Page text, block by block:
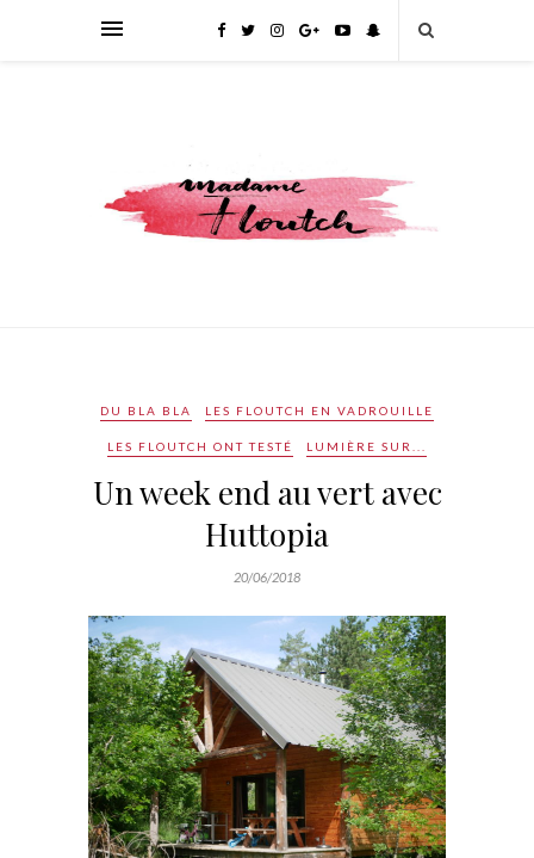
DU BLA BLA LES FLOUTCH EN VADROUILLE
LES FLOUTCH ONT TESTÉ LUMIÈRE SUR...
Un week end au vert avec
Huttopia
20/06/2018